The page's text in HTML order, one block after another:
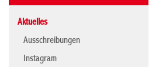
Aktuelles
Ausschreibungen
Instagram